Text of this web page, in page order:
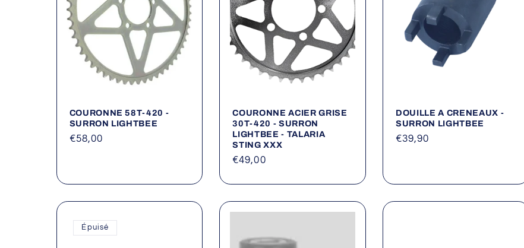
COURONNE 58T-420 -
SURRON LIGHTBEE
Prix
€58,00
COURONNE ACIER GRISE
30T-420 - SURRON
LIGHTBEE - TALARIA
STING XXX
Prix
€49,00
DOUILLE A CRENEAUX -
SURRON LIGHTBEE
Prix
€39,90
Épuisé